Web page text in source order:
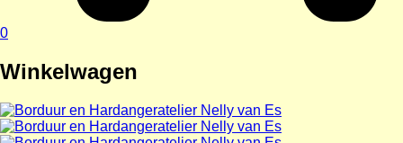
0
Winkelwagen